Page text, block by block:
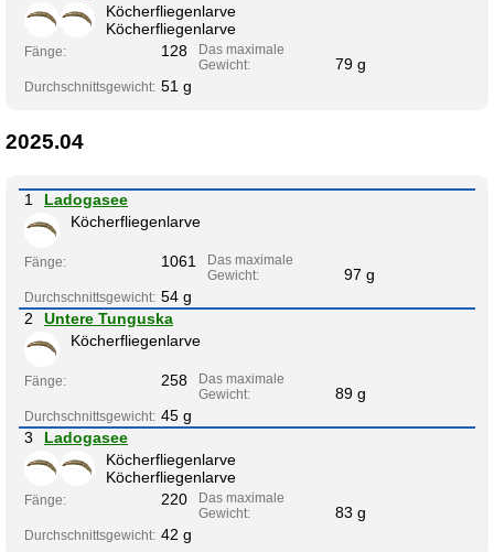
Köcherfliegenlarve
Köcherfliegenlarve
Fänge: 128
Das maximale
Gewicht:
79 g
Durchschnittsgewicht: 51 g
2025.04
1
Ladogasee
Köcherfliegenlarve
Fänge: 1061
Das maximale
Gewicht:
97 g
Durchschnittsgewicht: 54 g
2
Untere Tunguska
Köcherfliegenlarve
Fänge: 258
Das maximale
Gewicht:
89 g
Durchschnittsgewicht: 45 g
3
Ladogasee
Köcherfliegenlarve
Köcherfliegenlarve
Fänge: 220
Das maximale
Gewicht:
83 g
Durchschnittsgewicht: 42 g